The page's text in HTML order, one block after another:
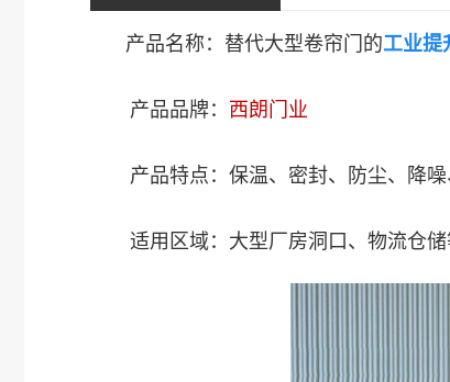
产品名称：替代大型卷帘门的工业提
产品品牌： 西朗门业
产品特点：保温、密封、防尘、降噪
适用区域：大型厂房洞口、物流仓储